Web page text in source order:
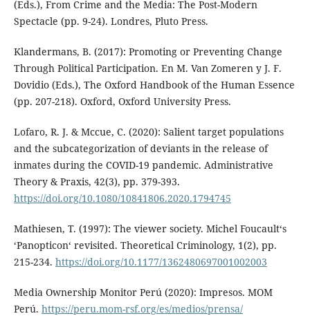
(Eds.), From Crime and the Media: The Post-Modern
Spectacle (pp. 9-24). Londres, Pluto Press.
Klandermans, B. (2017): Promoting or Preventing Change
Through Political Participation. En M. Van Zomeren y J. F.
Dovidio (Eds.), The Oxford Handbook of the Human Essence
(pp. 207-218). Oxford, Oxford University Press.
Lofaro, R. J. & Mccue, C. (2020): Salient target populations
and the subcategorization of deviants in the release of
inmates during the COVID-19 pandemic. Administrative
Theory & Praxis, 42(3), pp. 379-393.
https://doi.org/10.1080/10841806.2020.1794745
Mathiesen, T. (1997): The viewer society. Michel Foucault‘s
‘Panopticon‘ revisited. Theoretical Criminology, 1(2), pp.
215-234. https://doi.org/10.1177/1362480697001002003
Media Ownership Monitor Perú (2020): Impresos. MOM
Perú. https://peru.mom-rsf.org/es/medios/prensa/